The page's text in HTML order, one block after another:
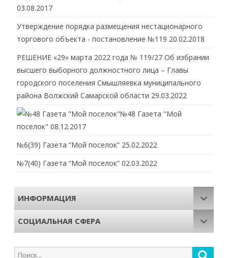
03.08.2017
Утверждение порядка размещения нестационарного
торгового объекта - постановление №119 20.02.2018
РЕШЕНИЕ «29» марта 2022 года № 119/27 Об избрании
высшего выборного должностного лица – Главы
городского поселения Смышляевка муниципального
района Волжский Самарской области 29.03.2022
№48 Газета "Мой
поселок" 08.12.2017
№6(39) Газета “Мой поселок” 25.02.2022
№7(40) Газета “Мой поселок” 02.03.2022
ИНФОРМАЦИЯ
СОЦИАЛЬНАЯ СФЕРА
Поиск